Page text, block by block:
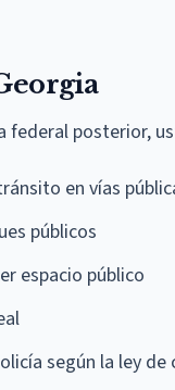
federal posterior,
en vías
públicos
espacio público
según la ley